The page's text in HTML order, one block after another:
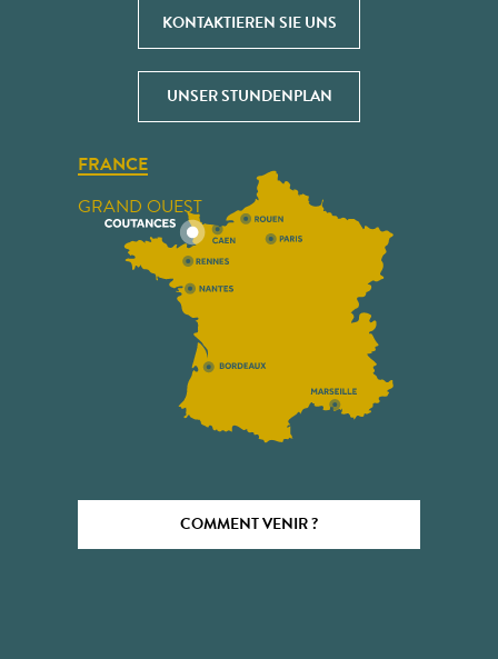
KONTAKTIEREN SIE UNS
UNSER STUNDENPLAN
FRANCE
GRAND OUEST
COMMENT VENIR ?